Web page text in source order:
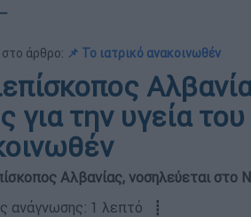
άρθρο: 📌 Το ιατρικό ανακοινωθέν
για την υγεία του
Αλβανίας, νοσηλεύεται στο
ανάγνωσης: 1 λεπτό ┋